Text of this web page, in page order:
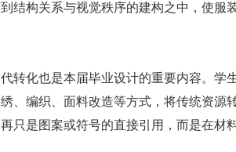
结构关系与视觉秩序的建构之中，使服
转化也是本届毕业设计的重要内容。学
、编织、面料改造等方式，将传统资源
只是图案或符号的直接引用，而是在材